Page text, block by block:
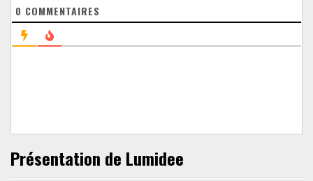
0 COMMENTAIRES
Présentation de Lumidee